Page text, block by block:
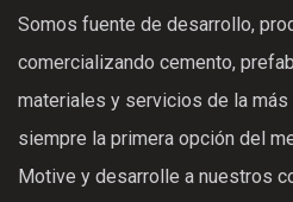
Somos fuente de desarrollo,
comercializando cemento,
materiales y servicios de la más
siempre la primera opción del
Motive y desarrolle a nuestros